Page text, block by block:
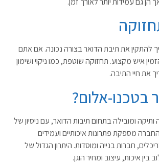
להתקין את תיבת הדואר בצורה נכונה. אם אתם
איש מקצוע. תחזוקה שוטפת, כמו ניקוי ושימון
את חיי התיבה.
בטכנו-אלום?
ומובילה בתחום תיבות הדואר, עם ניסיון של
50 שנה. החברה מספקת פתרונות איכותיים ועמידים
חברות בנייה ומוסדות. היתרון הגדול של
בין איכות, עיצוב ומחיר הוגן.